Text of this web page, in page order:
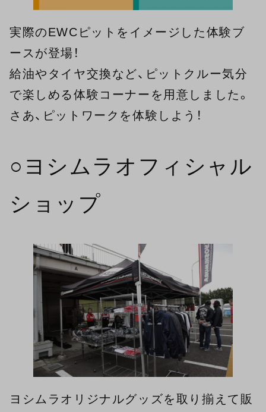
実際のEWCピットをイメージした体験ブ
ースが登場！
給油やタイヤ交換など、ピットクルー気分
で楽しめる体験コーナーを用意しました。
さあ、ピットワークを体験しよう！
○ヨシムラオフィシャル
ショップ
ヨシムラオリジナルグッズを取り揃えて販